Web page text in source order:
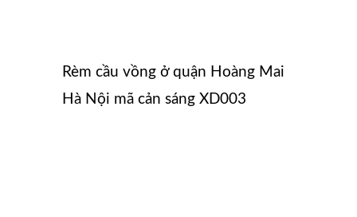
Rèm cầu vồng ở quận Hoàng Mai
Hà Nội mã cản sáng XD003